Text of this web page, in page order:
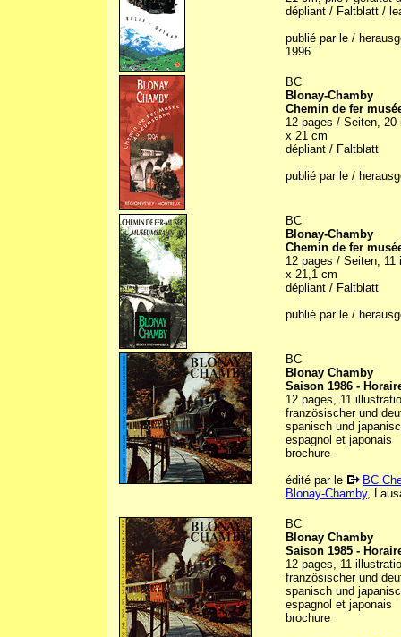
dépliant / Faltblatt /
publié par le /
1996
BC
Blonay-Chamby
Chemin de fer
12 pages / Seiten,
x 21 cm
dépliant / Faltblatt
publié par le /
BC
Blonay-Chamby
Chemin de fer
12 pages / Seiten,
x 21,1 cm
dépliant / Faltblatt
publié par le /
BC
Blonay Chamby
Saison 1986 -
12 pages, 11
französischer und
spanisch und
espagnol et japonais
brochure
édité par le
BC
Blonay-Chamby,
BC
Blonay Chamby
Saison 1985 -
12 pages, 11
französischer und
spanisch und
espagnol et japonais
brochure